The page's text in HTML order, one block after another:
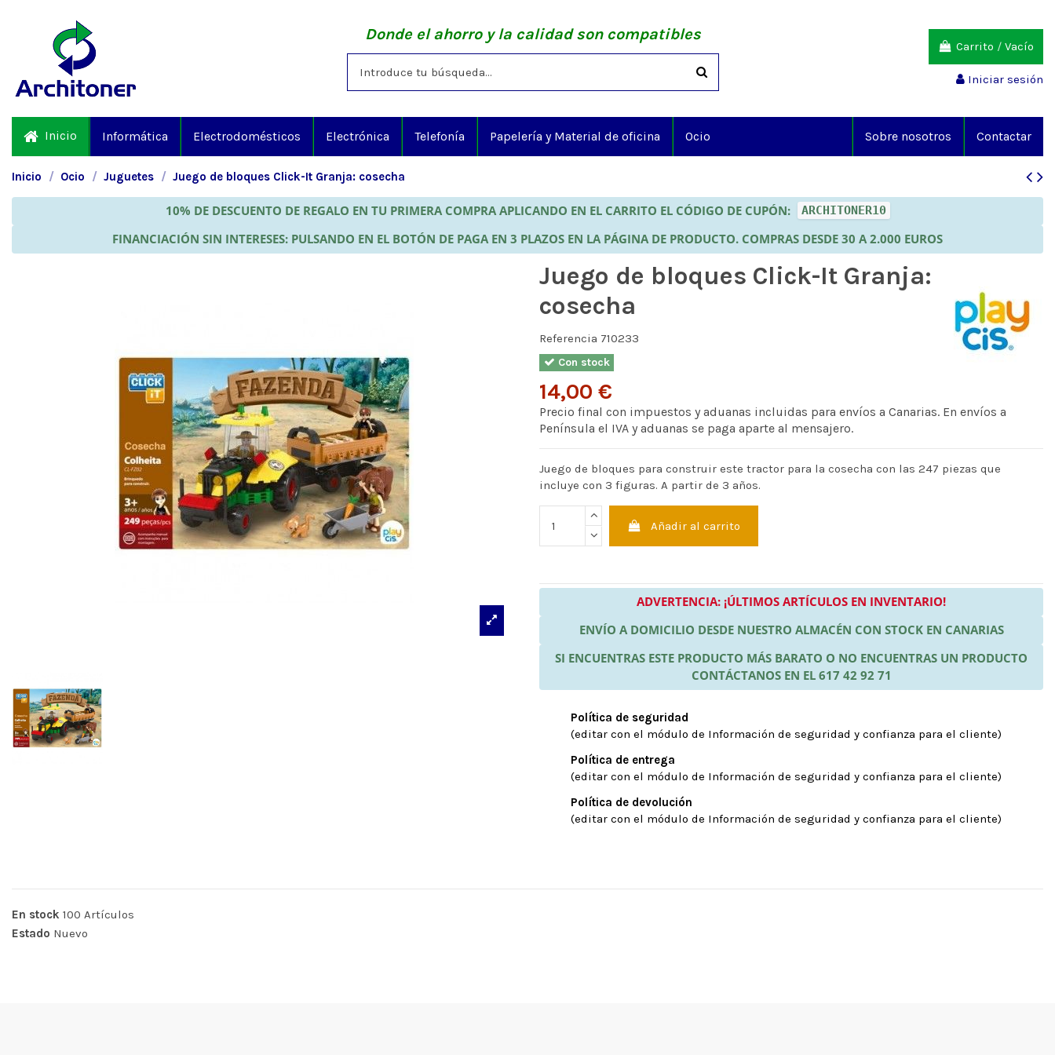
Donde el ahorro y la calidad son compatibles
Carrito / Vacío
Iniciar sesión
Inicio Informática Electrodomésticos Electrónica Telefonía Papelería y Material de oficina Ocio Contactar
Sobre nosotros
Inicio Ocio Juguetes Juego de bloques Click-It Granja: cosecha
10% DE DESCUENTO DE REGALO EN TU PRIMERA COMPRA APLICANDO EN EL CARRITO EL CÓDIGO DE CUPÓN: ARCHITONER10
FINANCIACIÓN SIN INTERESES: PULSANDO EN EL BOTÓN DE PAGA EN 3 PLAZOS EN LA PÁGINA DE PRODUCTO. COMPRAS DESDE 30 A 2.000 EUROS
Juego de bloques Click-It Granja:
cosecha
Referencia 710233
Con stock
14,00 €
Precio final con impuestos y aduanas incluidas para envíos a Canarias. En envíos a
Península el IVA y aduanas se paga aparte al mensajero.
Juego de bloques para construir este tractor para la cosecha con las 247 piezas que
incluye con 3 figuras. A partir de 3 años.
Añadir al carrito
ADVERTENCIA: ¡ÚLTIMOS ARTÍCULOS EN INVENTARIO!
ENVÍO A DOMICILIO DESDE NUESTRO ALMACÉN CON STOCK EN CANARIAS
SI ENCUENTRAS ESTE PRODUCTO MÁS BARATO O NO ENCUENTRAS UN PRODUCTO
CONTÁCTANOS EN EL 617 42 92 71
Política de seguridad
(editar con el módulo de Información de seguridad y confianza para el cliente)
Política de entrega
(editar con el módulo de Información de seguridad y confianza para el cliente)
Política de devolución
(editar con el módulo de Información de seguridad y confianza para el cliente)
En stock 100 Artículos
Estado Nuevo